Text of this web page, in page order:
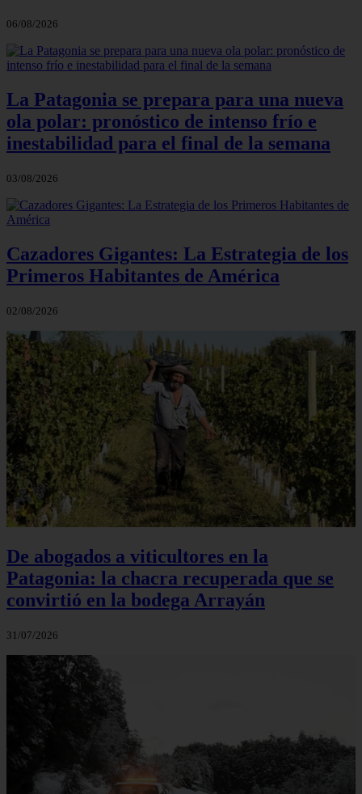
06/08/2026
La Patagonia se prepara para una nueva
ola polar: pronóstico de intenso frío e
inestabilidad para el final de la semana
03/08/2026
Cazadores Gigantes: La Estrategia de los
Primeros Habitantes de América
02/08/2026
De abogados a viticultores en la
Patagonia: la chacra recuperada que se
convirtió en la bodega Arrayán
31/07/2026